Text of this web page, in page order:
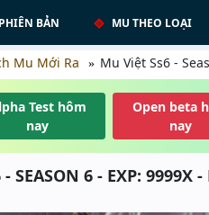
BẢN MU THEO LOẠI
Mu Mới Ra Mu Việt Ss6 -
Test hôm
nay
Open beta
nay
- SEASON 6 - EXP: 9999X